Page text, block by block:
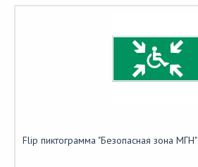
Flip пиктограмма "Безопасная зона МГН"